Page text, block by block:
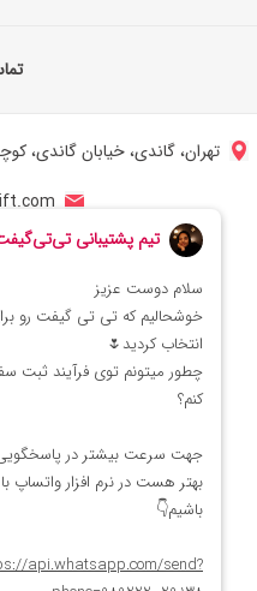
تهران، گاندی، خیابان گاندی، کوچه پنجم، پلاک
شماره تماس ایران:
شماره تماس آمریکا: